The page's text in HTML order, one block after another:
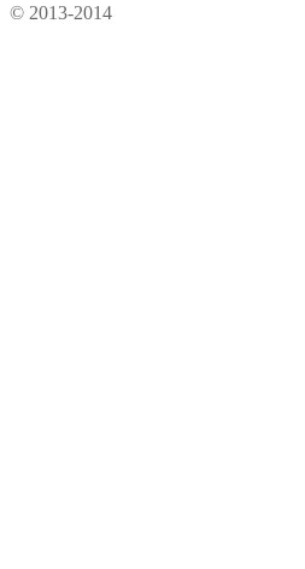
© 2013-2014